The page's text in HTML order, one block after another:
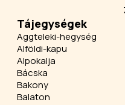
Tájegységek
Aggteleki-hegység
Alföldi-kapu
Alpokalja
Bácska
Bakony
Balaton